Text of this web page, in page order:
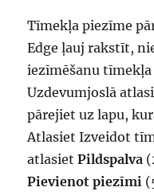
Tīmekļa piezīme
Edge ļauj rakstīt,
iezīmēšanu tīmekļa
Uzdevumjoslā
pārejiet uz lapu,
Atlasiet Izveidot
atlasietPildspalva
Pievienot piezīmi